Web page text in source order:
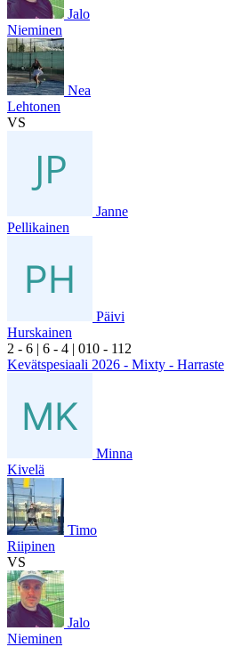
Jalo
Nieminen
Nea
Lehtonen
VS
Janne
Pellikainen
Päivi
Hurskainen
2 - 6 | 6 - 4 | 010 - 112
Kevätspesiaali 2026 - Mixty - Harraste
Minna
Kivelä
Timo
Riipinen
VS
Jalo
Nieminen